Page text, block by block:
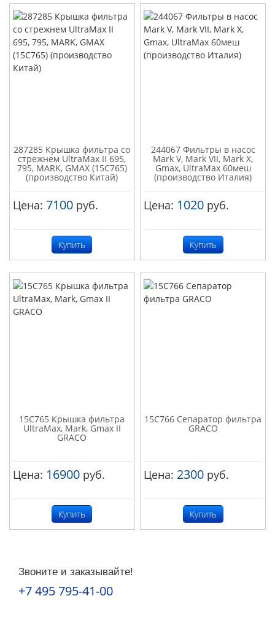
Звоните и заказывайте!
+7 495 795-41-00
287285 Крышка фильтра со
стрежнем UltraMax II 695,
795, MARK, GMAX (15C765)
(производство Китай)
Цена: 7100 руб.
Купить
244067 Фильтры в насос
Mark V, Mark VII, Mark X,
Gmax, UltraMax 60меш
(производство Италия)
Цена: 1020 руб.
Купить
15C765 Крышка фильтра
UltraMax, Mark, Gmax II
GRACO
Цена: 16900 руб.
Купить
15C766 Сепаратор фильтра
GRACO
Цена: 2300 руб.
Купить